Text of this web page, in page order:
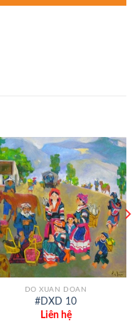
DO XUAN DOAN
#DXD 10
Liên hệ